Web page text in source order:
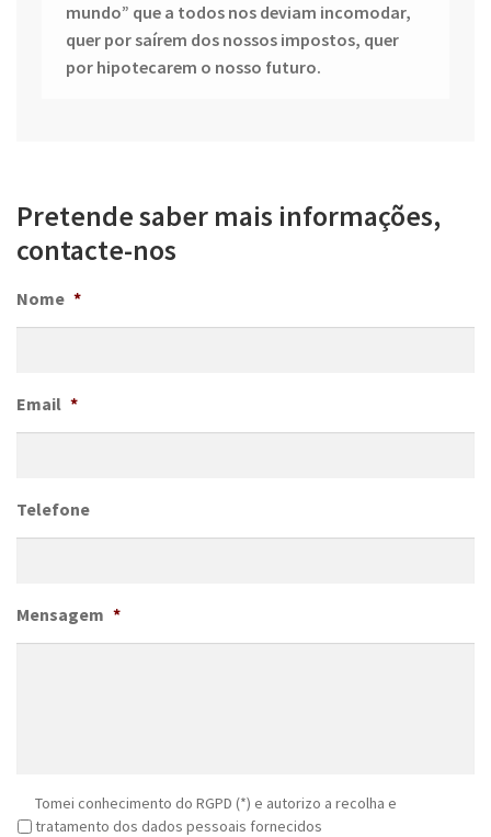
mundo” que a todos nos deviam incomodar,
quer por saírem dos nossos impostos, quer
por hipotecarem o nosso futuro.
Pretende saber mais informações,
contacte-nos
Nome *
Email *
Telefone
Mensagem *
G
Tomei conhecimento do RGPD (*) e autorizo a recolha e
tratamento dos dados pessoais fornecidos